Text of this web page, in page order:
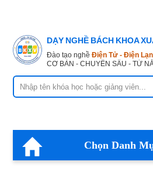
DẠY NGHỀ BÁCH KHOA
Đào tạo nghề Điện Tử - Điện
CƠ BẢN - CHUYÊN SÂU - TỪ
Chọn Danh